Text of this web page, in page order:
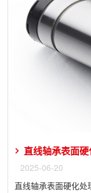
直线轴承表面
2025-06-20
直线轴承​表面硬化